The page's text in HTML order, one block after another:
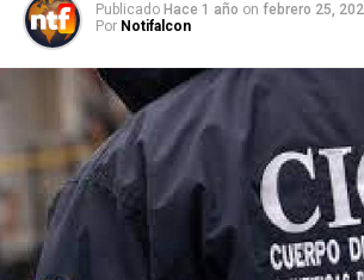
Publicado Hace 1 año on febrero 25,
Por Notifalcon